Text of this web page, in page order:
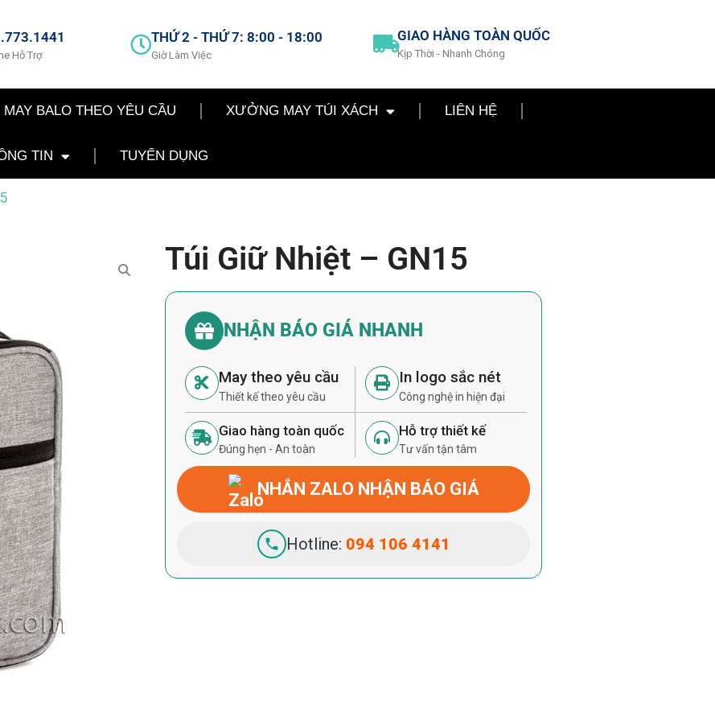
Hỗ Trợ
THỨ 2 - THỨ 7: 8:00 - 18:00
Giờ Làm Việc
GIAO HÀNG TOÀN QUỐC
Kịp Thời - Nhanh Chóng
MAY BALO THEO YÊU CẦU XƯỞNG MAY TÚI XÁCH LIÊN HỆ
TIN TUYỂN DỤNG
Túi Giữ Nhiệt – GN15
NHẬN BÁO GIÁ NHANH
May theo yêu cầu
Thiết kế theo yêu cầu
In logo sắc nét
Công nghệ in hiện đại
Giao hàng toàn quốc
Đúng hẹn - An toàn
Hỗ trợ thiết kế
Tư vấn tận tâm
NHẮN ZALO NHẬN BÁO GIÁ
Hotline: 094 106 4141